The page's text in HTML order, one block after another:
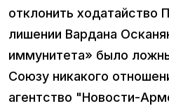
отклонить ходатайство
лишении Вардана
иммунитета» было
Союзу никакого
агентство "Новости-